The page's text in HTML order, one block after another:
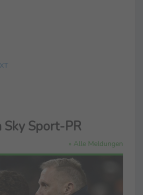
Sky Sport-PR
» Alle Meldungen